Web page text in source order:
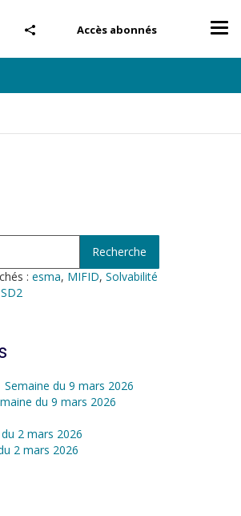
Accès abonnés
: esma, MIFID, Solvabilité
du 9 mars 2026
du 9 mars 2026
2 mars 2026
2 mars 2026